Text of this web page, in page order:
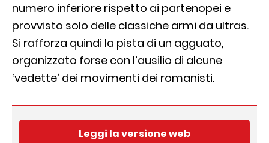
numero inferiore rispetto ai partenopei e
provvisto solo delle classiche armi da ultras.
Si rafforza quindi la pista di un agguato,
organizzato forse con l’ausilio di alcune
‘vedette’ dei movimenti dei romanisti.
Leggi la versione web